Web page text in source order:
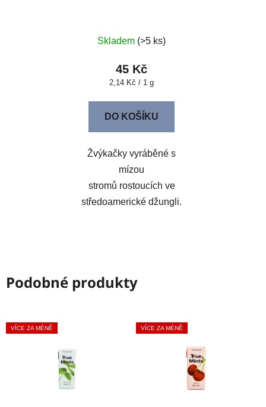
Skladem (>5 ks)
45 Kč
Měrná
2,14 Kč / 1 g
DO KOŠÍKU
Žvýkačky vyráběné s
mízou
stromů rostoucích ve
středoamerické džungli.
Podobné produkty
VÍCE ZA MÉNĚ VÍCE ZA MÉNĚ